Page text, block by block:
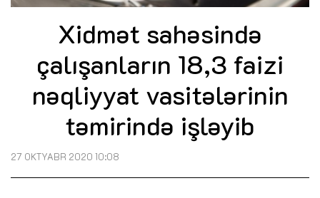
Xidmət sahəsində
çalışanların 18,3 faizi
nəqliyyat vasitələrinin
təmirində işləyib
27 OKTYABR 2020 10:08